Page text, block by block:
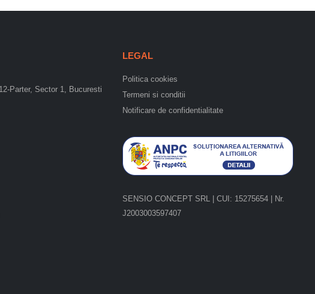
Parter, Sector 1, Bucuresti
LEGAL
Politica cookies
Termeni si conditii
Notificare de confidentialitate
SENSIO CONCEPT SRL | CUI: 15275654 | Nr.
J2003003597407